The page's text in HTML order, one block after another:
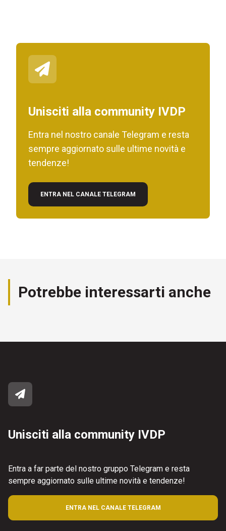
Unisciti alla community IVDP
Entra nel nostro canale Telegram e resta
sempre aggiornato sulle ultime novità e
tendenze!
ENTRA NEL CANALE TELEGRAM
Potrebbe interessarti anche
Unisciti alla community IVDP
Entra a far parte del nostro gruppo Telegram e resta
sempre aggiornato sulle ultime novità e tendenze!
ENTRA NEL CANALE TELEGRAM